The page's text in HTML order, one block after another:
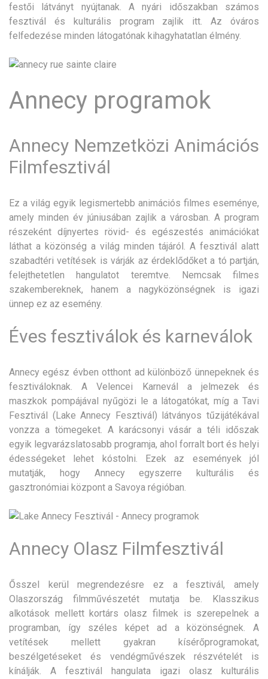
festői látványt nyújtanak. A nyári időszakban számos
fesztivál és kulturális program zajlik itt. Az óváros
felfedezése minden látogatónak kihagyhatatlan élmény.
Annecy programok
Annecy Nemzetközi Animációs
Filmfesztivál
Ez a világ egyik legismertebb animációs filmes eseménye,
amely minden év júniusában zajlik a városban. A program
részeként díjnyertes rövid- és egészestés animációkat
láthat a közönség a világ minden tájáról. A fesztivál alatt
szabadtéri vetítések is várják az érdeklődőket a tó partján,
felejthetetlen hangulatot teremtve. Nemcsak filmes
szakembereknek, hanem a nagyközönségnek is igazi
ünnep ez az esemény.
Éves fesztiválok és karneválok
Annecy egész évben otthont ad különböző ünnepeknek és
fesztiváloknak. A Velencei Karnevál a jelmezek és
maszkok pompájával nyűgözi le a látogatókat, míg a Tavi
Fesztivál (Lake Annecy Fesztivál) látványos tűzijátékával
vonzza a tömegeket. A karácsonyi vásár a téli időszak
egyik legvarázslatosabb programja, ahol forralt bort és helyi
édességeket lehet kóstolni. Ezek az események jól
mutatják, hogy Annecy egyszerre kulturális és
gasztronómiai központ a Savoya régióban.
Annecy Olasz Filmfesztivál
Ősszel kerül megrendezésre ez a fesztivál, amely
Olaszország filmművészetét mutatja be. Klasszikus
alkotások mellett kortárs olasz filmek is szerepelnek a
programban, így széles képet ad a közönségnek. A
vetítések mellett gyakran kísérőprogramokat,
beszélgetéseket és vendégművészek részvételét is
kínálják. A fesztivál hangulata igazi olasz kulturális